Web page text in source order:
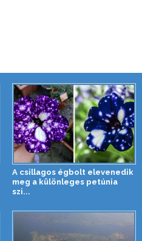
A csillagos égbolt elevenedik
meg a különleges petúnia
szi...